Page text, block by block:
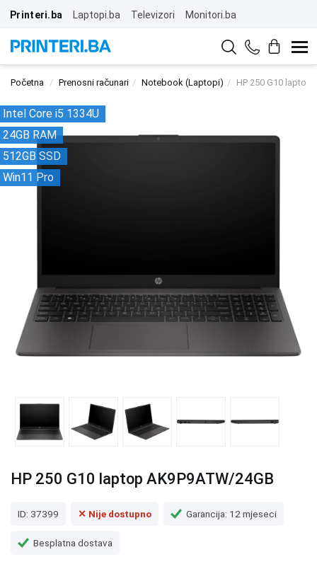
Printeri.ba Laptopi.ba Televizori Monitori.ba
Početna Prenosni računari Notebook (Laptopi) HP 250 G10 laptop
Intel Core i5 1334U
24GB RAM
512GB SSD
Win11 Pro
HP 250 G10 laptop AK9P9ATW/24GB
ID: 37399 ✕ Nije dostupno Garancija: 12 mjeseci
Besplatna dostava